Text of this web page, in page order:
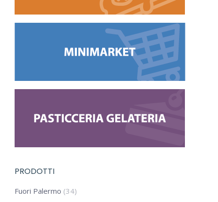
PRODOTTI
Fuori Palermo (34)